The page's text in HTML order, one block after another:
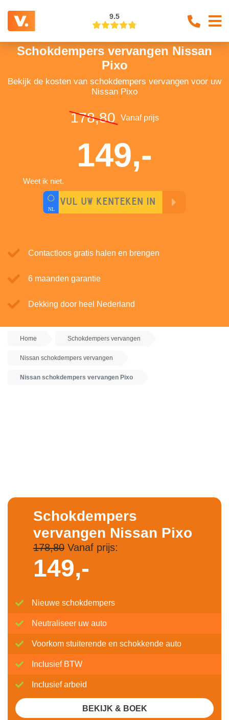
9.5
Schokdempers vervangen Nissan
Pixo
Bekijk de kosten van schokdempers vervangen voor uw
Nissan Pixo
178,80 Vanaf prijs
149,-
Weet ik niet.
Contactloos gratis halen en brengen
6 maanden garantie
Dekking door heel Nederland
Home Schokdempers vervangen
Nissan schokdempers vervangen
Nissan schokdempers vervangen Pixo
Schokdempers
vervangen Nissan Pixo
178,80Vanaf prijs:
149,-
Nieuwe schokdempers
Neutraliseer uw auto
Voorkom stuiterende en schokkende auto
Inclusief BTW
Inclusief arbeid
BEKIJK & BOEK